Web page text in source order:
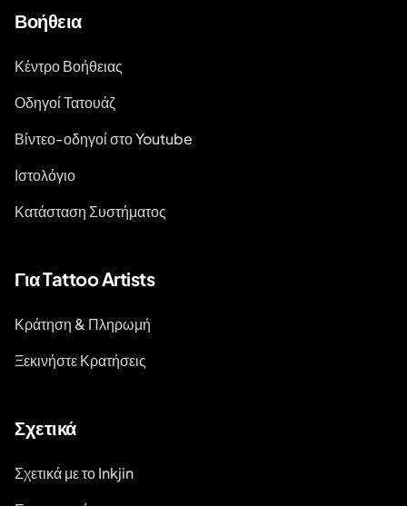
Βοήθεια
Κέντρο Βοήθειας
Οδηγοί Τατουάζ
Βίντεο-οδηγοί στο Youtube
Ιστολόγιο
Κατάσταση Συστήματος
Για Tattoo Artists
Κράτηση & Πληρωμή
Ξεκινήστε Κρατήσεις
Σχετικά
Σχετικά με το Inkjin